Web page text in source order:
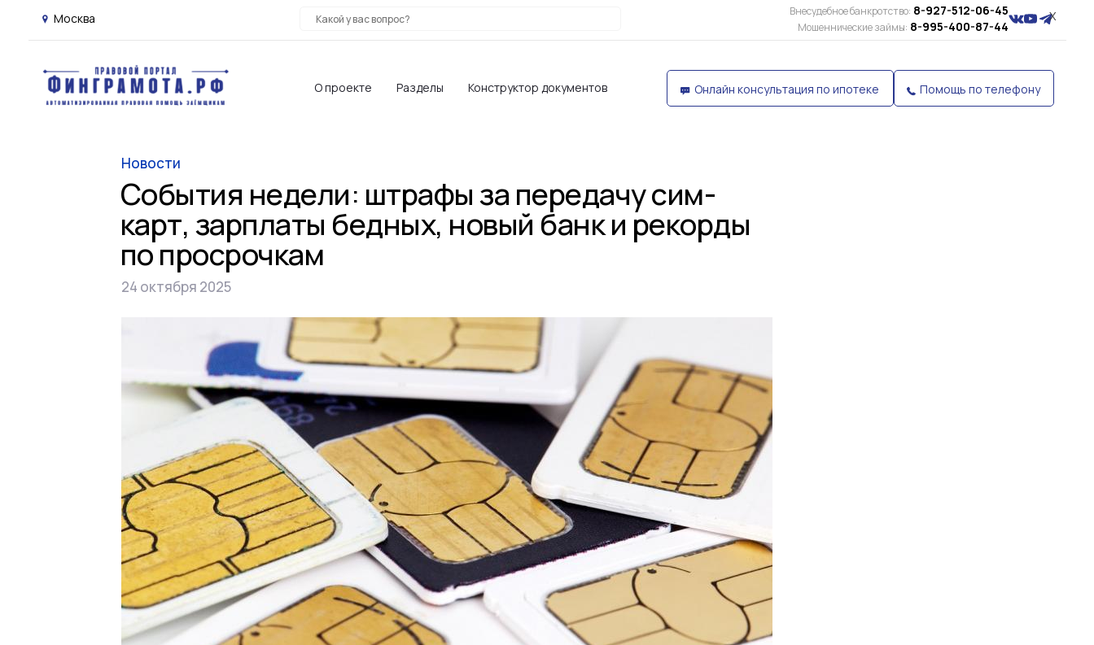
Москва X
Внесудебное банкротство: 8-927-512-06-45
Мошеннические займы: 8-995-400-87-44
О проекте Разделы Конструктор документов Онлайн консультация по ипотеке Помощь по телефону
Новости
События недели: штрафы за передачу сим-
карт, зарплаты бедных, новый банк и рекорды
по просрочкам
24 октября 2025